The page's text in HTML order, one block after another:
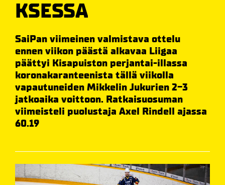
KSESSA
SaiPan viimeinen valmistava ottelu
ennen viikon päästä alkavaa Liigaa
päättyi Kisapuiston perjantai-illassa
koronakaranteenista tällä viikolla
vapautuneiden Mikkelin Jukurien 2-3
jatkoaika voittoon. Ratkaisuosuman
viimeisteli puolustaja Axel Rindell ajassa
60.19